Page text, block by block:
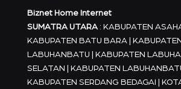
Biznet Home Internet
SUMATRA UTARA: KABUPATEN
KABUPATEN BATU BARA | KABUPATEN
LABUHANBATU | KABUPATEN
SELATAN | KABUPATEN
KABUPATEN SERDANG BEDAGAI |